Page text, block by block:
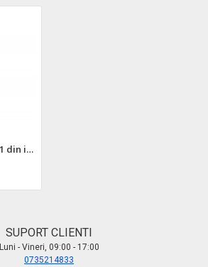
Termos zilan zln0781 din inox 1.5l - mentine cald 18h si rece 24h cu sistem anti-varsare
SUPORT CLIENTI
Luni - Vineri, 09:00 - 17:00
0735214833